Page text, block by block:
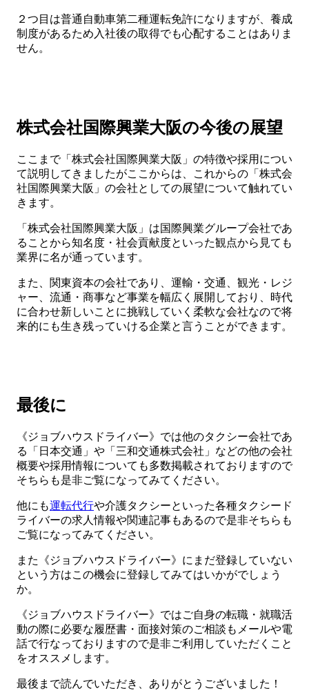
２つ目は普通自動車第二種運転免許になりますが、養成
制度があるため入社後の取得でも心配することはありま
せん。
株式会社国際興業大阪の今後の展望
ここまで「株式会社国際興業大阪」の特徴や採用につい
て説明してきましたがここからは、これからの「株式会
社国際興業大阪」の会社としての展望について触れてい
きます。
「株式会社国際興業大阪」は国際興業グループ会社であ
ることから知名度・社会貢献度といった観点から見ても
業界に名が通っています。
また、関東資本の会社であり、運輸・交通、観光・レジ
ャー、流通・商事など事業を幅広く展開しており、時代
に合わせ新しいことに挑戦していく柔軟な会社なので将
来的にも生き残っていける企業と言うことができます。
最後に
《ジョブハウスドライバー》では他のタクシー会社であ
る「日本交通」や「三和交通株式会社」などの他の会社
概要や採用情報についても多数掲載されておりますので
そちらも是非ご覧になってみてください。
他にも運転代行や介護タクシーといった各種タクシード
ライバーの求人情報や関連記事もあるので是非そちらも
ご覧になってみてください。
また《ジョブハウスドライバー》にまだ登録していない
という方はこの機会に登録してみてはいかがでしょう
か。
《ジョブハウスドライバー》ではご自身の転職・就職活
動の際に必要な履歴書・面接対策のご相談もメールや電
話で行なっておりますので是非ご利用していただくこと
をオススメします。
最後まで読んでいただき、ありがとうございました！